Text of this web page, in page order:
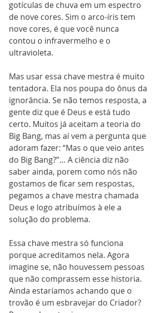
gotículas de chuva em um espectro
de nove cores. Sim o arco-íris tem
nove cores, é que você nunca
contou o infravermelho e o
ultravioleta.
Mas usar essa chave mestra é muito
tentadora. Ela nos poupa do ônus da
ignorância. Se não temos resposta, a
gente diz que é Deus e está tudo
certo. Muitos já aceitam a teoria do
Big Bang, mas aí vem a pergunta que
adoram fazer: “Mas o que veio antes
do Big Bang?”… A ciência diz não
saber ainda, porem como nós não
gostamos de ficar sem respostas,
pegamos a chave mestra chamada
Deus e logo atribuímos à ele a
solução do problema.
Essa chave mestra só funciona
porque acreditamos nela. Agora
imagine se, não houvessem pessoas
que não comprassem esse historia.
Ainda estaríamos achando que o
trovão é um esbravejar do Criador?